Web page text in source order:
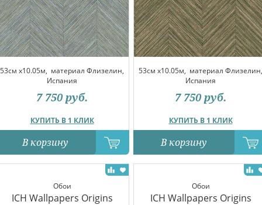
53см x10.05м, материал Флизелин,
Испания
КУПИТЬ В 1 КЛИК
7 750 руб.
В корзину
53см x10.05м, материал Флизелин,
Испания
КУПИТЬ В 1 КЛИК
7 750 руб.
В корзину
Обои
ICH Wallpapers Origins
Обои
ICH Wallpapers Origins